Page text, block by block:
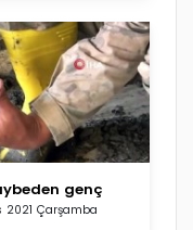
genç
2021 Çarşamba